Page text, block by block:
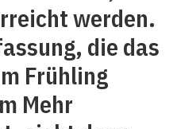
werden.
die das
Frühling
Mehr